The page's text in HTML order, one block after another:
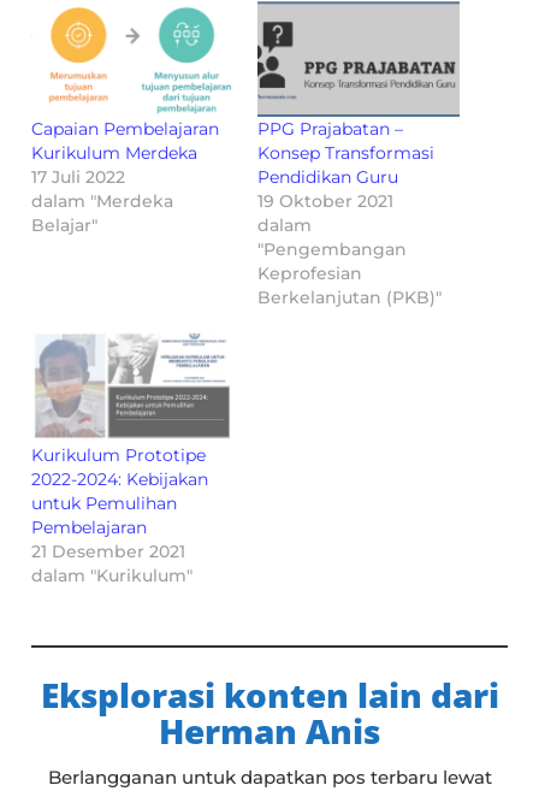
Capaian Pembelajaran
Kurikulum Merdeka
17 Juli 2022
dalam "Merdeka
Belajar"
PPG Prajabatan –
Konsep Transformasi
Pendidikan Guru
19 Oktober 2021
dalam
"Pengembangan
Keprofesian
Berkelanjutan (PKB)"
Kurikulum Prototipe
2022-2024: Kebijakan
untuk Pemulihan
Pembelajaran
21 Desember 2021
dalam "Kurikulum"
Eksplorasi konten lain dari
Herman Anis
Berlangganan untuk dapatkan pos terbaru lewat